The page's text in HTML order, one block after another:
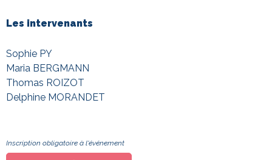
Les intervenants
Sophie PY
Maria BERGMANN
Thomas ROIZOT
Delphine MORANDET
Inscription obligatoire à l'événement